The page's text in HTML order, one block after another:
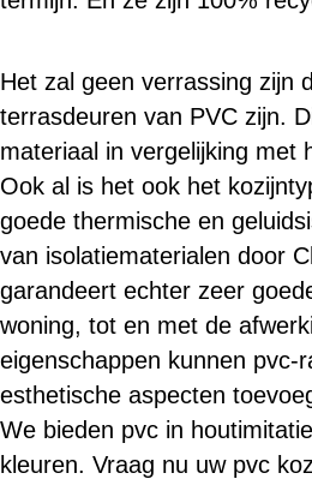
Het zal geen verrassing zijn
terrasdeuren van PVC zijn.
materiaal in vergelijking met
Ook al is het ook het
goede thermische en
van isolatiematerialen door
garandeert echter zeer
woning, tot en met de
eigenschappen kunnen pvc-
esthetische aspecten
We bieden pvc in
kleuren. Vraag nu uw pvc